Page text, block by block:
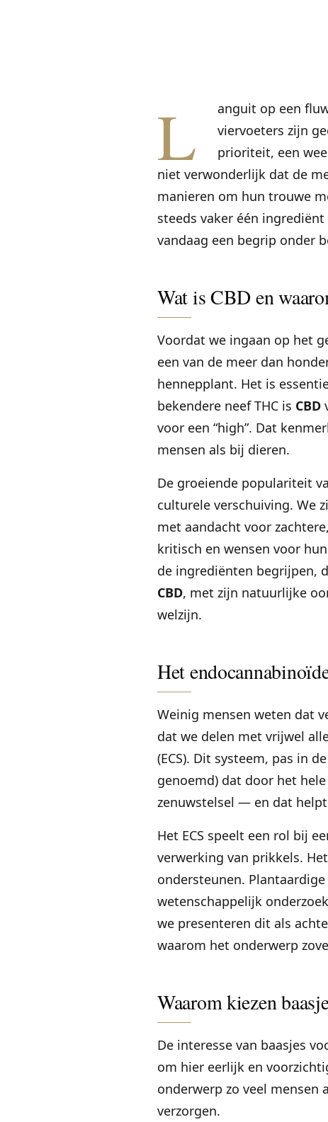
L
anguit op een
viervoeters zijn
prioriteit, een
niet verwonderlijk dat de
manieren om hun trouwe
steeds vaker één ingrediënt
vandaag een begrip onder
Wat is CBD en
Voordat we ingaan op het
een van de meer dan
hennepplant. Het is
bekendere neef THC is CBD
voor een “high”. Dat
mensen als bij dieren.
De groeiende populariteit
culturele verschuiving. We
met aandacht voor
kritisch en wensen voor
de ingrediënten begrijpen,
CBD, met zijn natuurlijke
welzijn.
Het
Weinig mensen weten dat
dat we delen met vrijwel
(ECS). Dit systeem, pas in
genoemd) dat door het
zenuwstelsel — en dat
Het ECS speelt een rol bij
verwerking van prikkels.
ondersteunen.
wetenschappelijk
we presenteren dit als
waarom het onderwerp
Waarom kiezen
De interesse van baasjes
om hier eerlijk en
onderwerp zo veel
verzorgen.